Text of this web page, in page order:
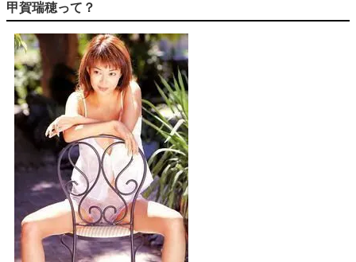
甲賀瑞穂って？